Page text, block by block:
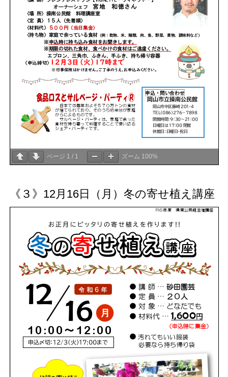
ページ 1 / 1 ズーム 100%
《３》12月16日（月）冬の寄せ植え講座